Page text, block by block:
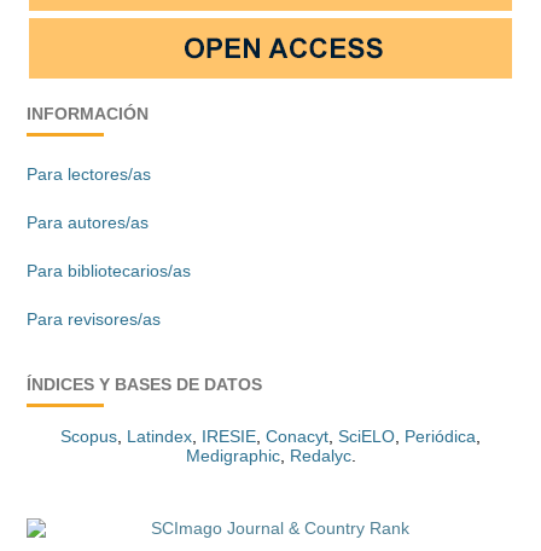
INFORMACIÓN
Para lectores/as
Para autores/as
Para bibliotecarios/as
Para revisores/as
ÍNDICES Y BASES DE DATOS
Scopus Latindex IRESIE Conacyt SciELO Periódica
Medigraphic, Redalyc.